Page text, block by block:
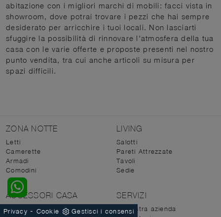
abitazione con i migliori marchi di mobili: facci vista in
showroom, dove potrai trovare i pezzi che hai sempre
desiderato per arricchire i tuoi locali. Non lasciarti
sfuggire la possibilità di rinnovare l'atmosfera della tua
casa con le varie offerte e proposte presenti nel nostro
punto vendita, tra cui anche articoli su misura per
spazi difficili.
ZONA NOTTE
Letti
Camerette
Armadi
Comodini
LIVING
Salotti
Pareti Attrezzate
Tavoli
Sedie
ACCESSORI CASA
Porte per interni
SERVIZI
La nostra azienda
Privacy - Cookie Gestisci i consensi